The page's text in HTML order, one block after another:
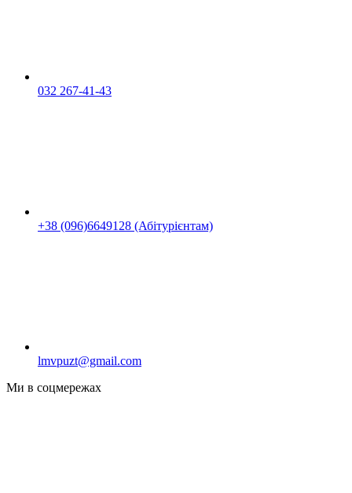
032 267-41-43
+38 (096)6649128 (Абітурієнтам)
lmvpuzt@gmail.com
Ми в соцмережах